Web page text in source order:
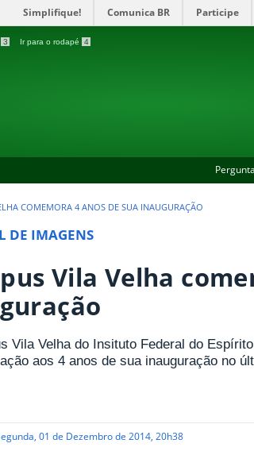
Simplifique! Comunica BR Participe
3 Ir para o rodapé 4
COMEMORA 4 ANOS DE SUA INAUGURAÇÃO
DE IMAGENS
Vila Velha
Vila Velha do Insituto Federal do
aos 4 anos de sua inauguração no
01 de Dezembro de 2014, 20h38